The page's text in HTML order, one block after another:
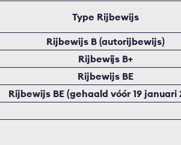
Type Rijbewijs
Rijbewijs B (autorijbewijs)
Rijbewijs B+
Rijbewijs BE
Rijbewijs BE (gehaald vóór 19 januari